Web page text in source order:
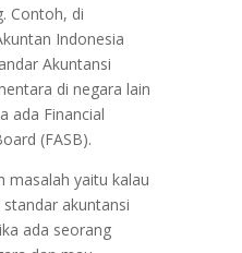
Contoh, di
Indonesia
Akuntansi
di negara lain
ada Financial
(FASB).
masalah yaitu kalau
akuntansi
ada seorang